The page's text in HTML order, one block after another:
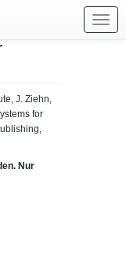
J. Ziehn,
for
Nur